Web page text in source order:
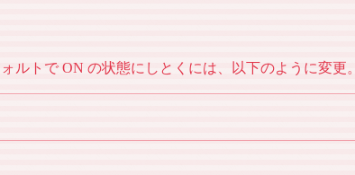
ルトで ON の状態にしとくには、以下のように変更。